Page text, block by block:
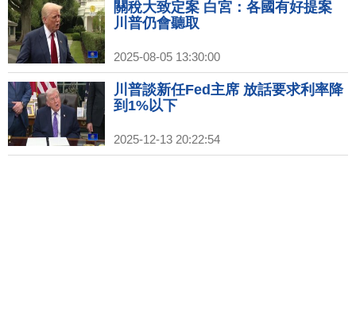
休戰延長一年｜中國結婚率創40年新
低 發結婚消費券年輕人不買單
關稅大致定案 白宮：各國有好提案
川普仍會聽取
2025-08-05 13:30:00
川普談新任Fed主席 放話要求利率降
到1%以下
2025-12-13 20:22:54